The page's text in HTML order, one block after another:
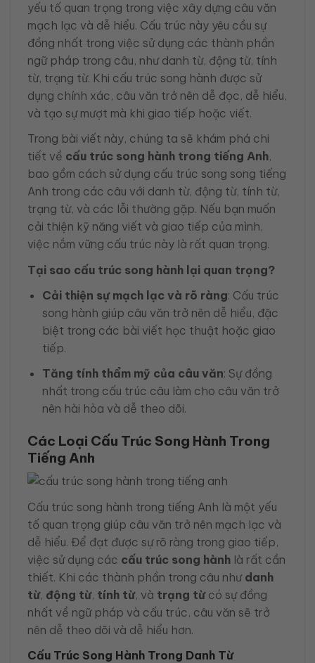
yếu tố quan trọng trong việc xây dựng câu văn
mạch lạc và dễ hiểu. Cấu trúc này yêu cầu sự
đồng nhất trong việc sử dụng các thành phần
ngữ pháp trong câu, như danh từ, động từ, tính
từ, trạng từ. Khi cấu trúc song hành được sử
dụng chính xác, câu văn trở nên dễ đọc, dễ hiểu,
và tạo sự mượt mà khi giao tiếp hoặc viết.
Trong bài viết này, chúng ta sẽ khám phá chi
tiết về cấu trúc song hành trong tiếng Anh,
bao gồm cách sử dụng cấu trúc song song tiếng
Anh trong các câu với danh từ, động từ, tính từ,
trạng từ, và các lỗi thường gặp. Nếu bạn muốn
cải thiện kỹ năng viết và giao tiếp của mình,
việc nắm vững cấu trúc này là rất quan trọng.
Tại sao cấu trúc song hành lại quan trọng?
Cải thiện sự mạch lạc và rõ ràng: Cấu trúc
song hành giúp câu văn trở nên dễ hiểu, đặc
biệt trong các bài viết học thuật hoặc giao
tiếp.
Tăng tính thẩm mỹ của câu văn: Sự đồng
nhất trong cấu trúc câu làm cho câu văn trở
nên hài hòa và dễ theo dõi.
Các Loại Cấu Trúc Song Hành Trong
Tiếng Anh
Cấu trúc song hành trong tiếng Anh là một yếu
tố quan trọng giúp câu văn trở nên mạch lạc và
dễ hiểu. Để đạt được sự rõ ràng trong giao tiếp,
việc sử dụng các cấu trúc song hành là rất cần
thiết. Khi các thành phần trong câu như danh
từ, động từ, tính từ, và trạng từcó sự đồng
nhất về ngữ pháp và cấu trúc, câu văn sẽ trở
nên dễ theo dõi và dễ hiểu hơn.
Cấu Trúc Song Hành Trong Danh Từ